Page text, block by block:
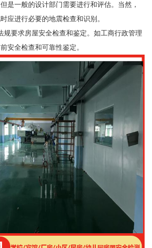
是一般的设计部门需要进行和评估。当然，
应进行必要的地震检查和识别。
规要求房屋安全检查和鉴定。如工商行政管理
安全检查和可靠性鉴定。